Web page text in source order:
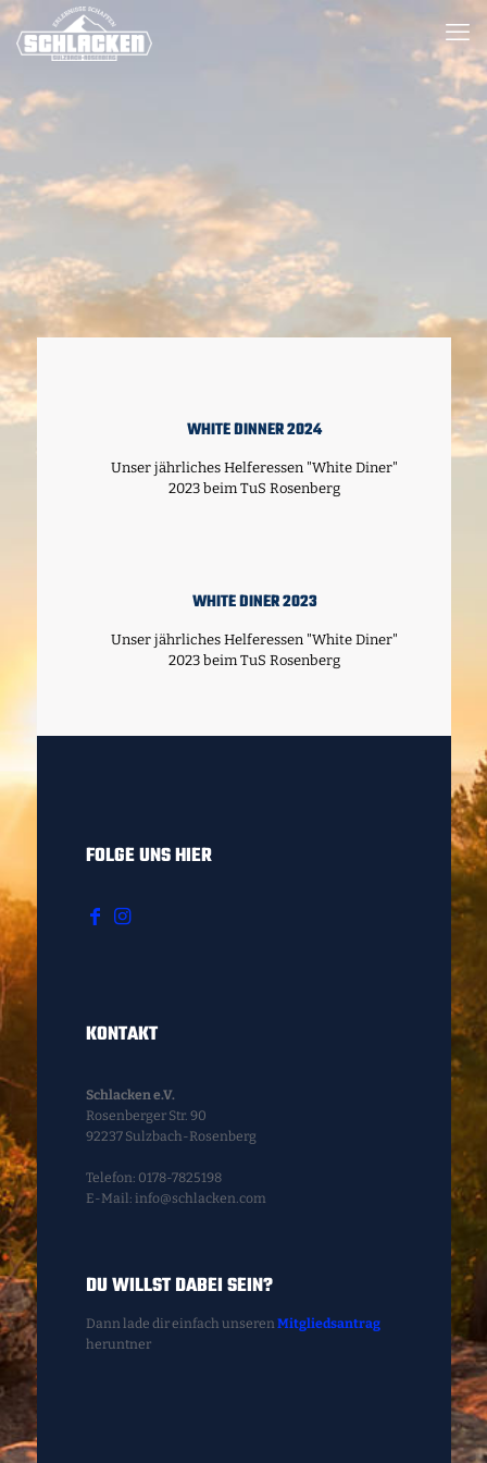
WHITE DINNER 2024
Unser jährliches Helferessen "White Diner"
2023 beim TuS Rosenberg
WHITE DINER 2023
Unser jährliches Helferessen "White Diner"
2023 beim TuS Rosenberg
FOLGE UNS HIER
KONTAKT
Schlacken e.V.
Rosenberger Str. 90
92237 Sulzbach-Rosenberg
Telefon: 0178-7825198
E-Mail: info@schlacken.com
DU WILLST DABEI SEIN?
Dann lade dir einfach unserenMitgliedsantrag
heruntner